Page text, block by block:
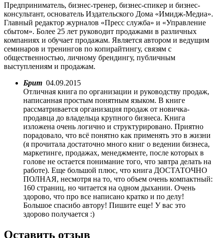
Предприниматель, бизнес-тренер, бизнес-спикер и бизнес-
консультант, основатель Издательского Дома «Имидж-Медиа».
Главный редактор журналов «Пресс служба» и «Управление
сбытом». Более 25 лет руководит продажами в различных
компаниях и обучает продажам. Является автором и ведущим
семинаров и тренингов по копирайтингу, связям с
общественностью, личному брендингу, публичным
выступлениям и продажам.
Брит 04.09.2015
Отличная книга по организации и руководству продаж,
написанная простым понятным языком. В книге
рассматривается организация продаж от новичка-
продавца до владельца крупного бизнеса. Книга
изложена очень логично и структурировано. Приятно
порадовало, что всё понятно как применять это в жизни
(я прочитала достаточно много книг о ведении бизнеса,
маркетинге, продажах, менеджменте, после которых в
голове не остается понимание того, что завтра делать на
работе). Еще большой плюс, что книга ДОСТАТОЧНО
ПОЛНАЯ, несмотря на то, что объем очень компактный:
160 страниц, но читается на одном дыхании. Очень
здорово, что про все написано кратко и по делу!
Большое спасибо автору! Пишите еще! У вас это
здорово получается :)
Оставить отзыв